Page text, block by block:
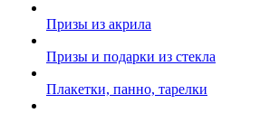
Призы из акрила
Призы и подарки из стекла
Плакетки, панно, тарелки